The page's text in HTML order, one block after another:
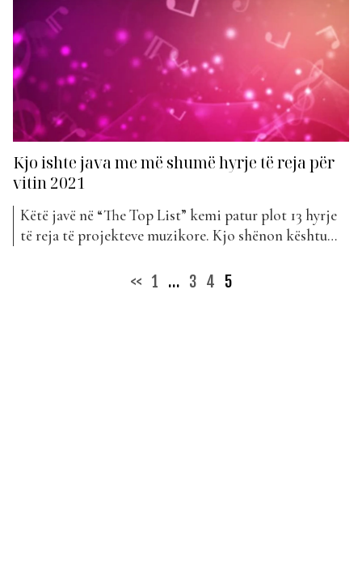
pas… Capital T...
Kjo ishte java me më shumë hyrje të reja për
vitin 2021
Këtë javë në “The Top List” kemi patur plot 13 hyrje
të reja të projekteve muzikore. Kjo shënon kështu
Deri më tani kemi hasur shumë projekte mjaft të
<< 1 … 3 4 5